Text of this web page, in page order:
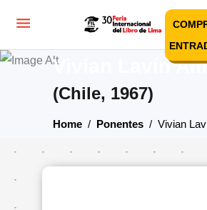
Vivian Lavín
(Chile, 1967)
Home / Ponentes / Vivian